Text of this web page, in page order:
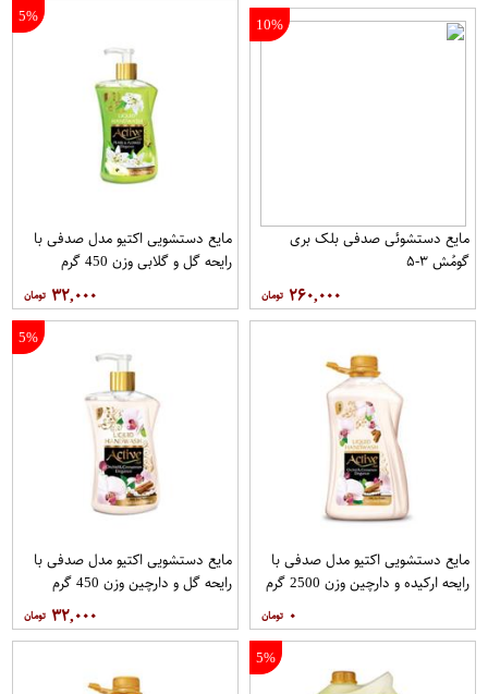
10%
مایع دستشوئی صدفی بلک بری
گومُش ۳-۵
۲۶۰,۰۰۰
5%
مایع دستشویی اکتیو مدل صدفی با
رایحه گل و گلابی وزن 450 گرم
۳۲,۰۰۰
مایع دستشویی اکتیو مدل صدفی با
رایحه ارکیده و دارچین وزن 2500 گرم
۰
5%
مایع دستشویی اکتیو مدل صدفی با
رایحه گل و دارچین وزن 450 گرم
۳۲,۰۰۰
5%